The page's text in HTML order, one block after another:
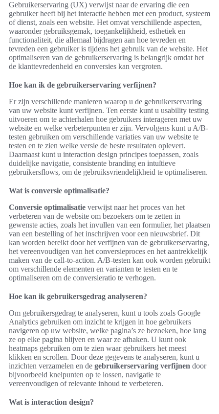
Gebruikerservaring (UX) verwijst naar de ervaring die een
gebruiker heeft bij het interactie hebben met een product, systeem
of dienst, zoals een website. Het omvat verschillende aspecten,
waaronder gebruiksgemak, toegankelijkheid, esthetiek en
functionaliteit, die allemaal bijdragen aan hoe tevreden en
tevreden een gebruiker is tijdens het gebruik van de website. Het
optimaliseren van de gebruikerservaring is belangrijk omdat het
de klanttevredenheid en conversies kan vergroten.
Hoe kan ik de gebruikerservaring verfijnen?
Er zijn verschillende manieren waarop u de gebruikerservaring
van uw website kunt verfijnen. Ten eerste kunt u usability testing
uitvoeren om te achterhalen hoe gebruikers interageren met uw
website en welke verbeterpunten er zijn. Vervolgens kunt u A/B-
testen gebruiken om verschillende variaties van uw website te
testen en te zien welke versie de beste resultaten oplevert.
Daarnaast kunt u interaction design principes toepassen, zoals
duidelijke navigatie, consistente branding en intuïtieve
gebruikersflows, om de gebruiksvriendelijkheid te optimaliseren.
Wat is conversie optimalisatie?
Conversie optimalisatie verwijst naar het proces van het
verbeteren van de website om bezoekers om te zetten in
gewenste acties, zoals het invullen van een formulier, het plaatsen
van een bestelling of het inschrijven voor een nieuwsbrief. Dit
kan worden bereikt door het verfijnen van de gebruikerservaring,
het vereenvoudigen van het conversieproces en het aantrekkelijk
maken van de call-to-action. A/B-testen kan ook worden gebruikt
om verschillende elementen en varianten te testen en te
optimaliseren om de conversieratio te verhogen.
Hoe kan ik gebruikersgedrag analyseren?
Om gebruikersgedrag te analyseren, kunt u tools zoals Google
Analytics gebruiken om inzicht te krijgen in hoe gebruikers
navigeren op uw website, welke pagina’s ze bezoeken, hoe lang
ze op elke pagina blijven en waar ze afhaken. U kunt ook
heatmaps gebruiken om te zien waar gebruikers het meest
klikken en scrollen. Door deze gegevens te analyseren, kunt u
inzichten verzamelen en de gebruikerservaring verfijnen door
bijvoorbeeld knelpunten op te lossen, navigatie te
vereenvoudigen of relevante inhoud te verbeteren.
Wat is interaction design?